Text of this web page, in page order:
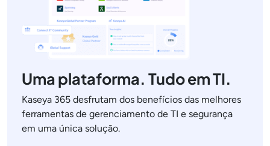
Uma plataforma. Tudo em TI.
Kaseya 365 desfrutam dos benefícios das melhores
ferramentas de gerenciamento de TI e segurança
em uma única solução.